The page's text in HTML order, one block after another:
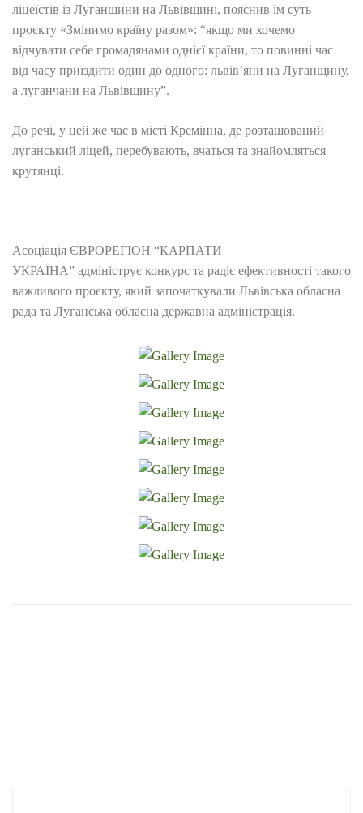
ліцеїстів із Луганщини на Львівщині, пояснив їм суть
проєкту «Змінимо країну разом»: “якщо ми хочемо
відчувати себе громадянами однієї країни, то повинні час
від часу приїздити один до одного: львів’яни на Луганщину,
а луганчани на Львівщину”.
До речі, у цей же час в місті Кремінна, де розташований
луганський ліцей, перебувають, вчаться та знайомляться
крутянці.
Асоціація ЄВРОРЕГІОН “КАРПАТИ –
УКРАЇНА” адмініструє конкурс та радіє ефективності такого
важливого проєкту, який започаткували Львівська обласна
рада та Луганська обласна державна адміністрація.